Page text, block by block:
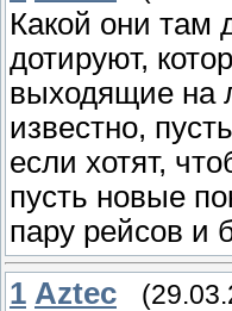
Какой они там
дотируют,
выходящие на
известно,
если хотят,
пусть новые
пару рейсов и
1 Aztec